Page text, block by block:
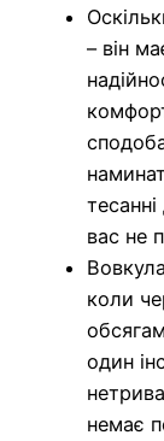
– він
вас не
коли
один
немає